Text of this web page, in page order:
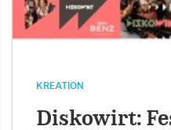
KREATION
Diskowirt: